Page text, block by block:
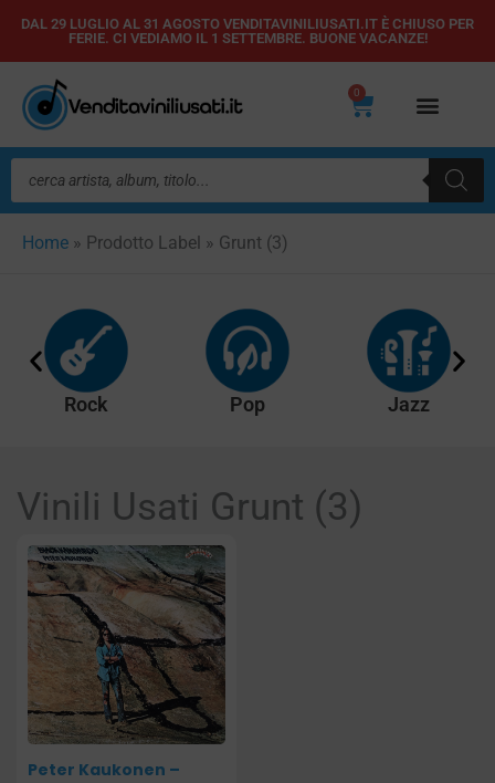
Vai
contenuto
DAL 29 LUGLIO AL 31 AGOSTO VENDITAVINILIUSATI.IT È CHIUSO PER
FERIE. CI VEDIAMO IL 1 SETTEMBRE. BUONE VACANZE!
0
Carrello
Ricerca
prodotti
Home » Prodotto Label » Grunt (3)
Rock Pop Jazz
Vinili Usati Grunt (3)
Peter Kaukonen –